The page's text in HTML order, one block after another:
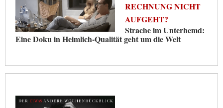
RECHNUNG NICHT
AUFGEHT?
Strache im Unterhemd:
Eine Doku in Heimlich-Qualität geht um die Welt